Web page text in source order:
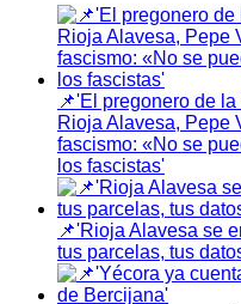
📌'El pregonero de
Rioja Alavesa, Pepe
fascismo: «No se
los fascistas'
📌'Rioja Alavesa se
tus parcelas, tus